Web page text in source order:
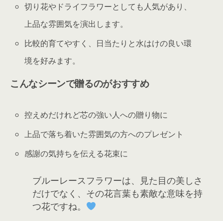
切り花やドライフラワーとしても人気があり、
上品な雰囲気を演出します。
比較的育てやすく、日当たりと水はけの良い環
境を好みます。
こんなシーンで贈るのがおすすめ
控えめだけれど芯の強い人への贈り物に
上品で落ち着いた雰囲気の方へのプレゼント
感謝の気持ちを伝える花束に
ブルーレースフラワーは、見た目の美しさ
だけでなく、その花言葉も素敵な意味を持
つ花ですね。